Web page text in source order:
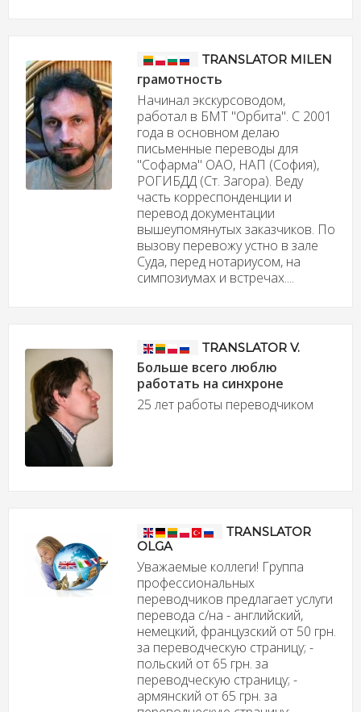
TRANSLATOR MILEN
грамотность
Начинал экскурсоводом,
работал в БМТ "Орбита". С 2001
года в основном делаю
письменные переводы для
"Софарма" ОАО, НАП (София),
РОГИБДД (Ст. Загора). Веду
часть корреспонденции и
перевод документации
вышеупомянутых заказчиков. По
вызову перевожу устно в зале
Суда, перед нотариусом, на
симпозиумах и встречах....
TRANSLATOR V.
Больше всего люблю
работать на синхроне
25 лет работы переводчиком
TRANSLATOR
OLGA
Уважаемые коллеги! Группа
профессиональных
переводчиков предлагает услуги
перевода с/на - английский,
немецкий, французский от 50 грн.
за переводческую страницу; -
польский от 65 грн. за
переводческую страницу; -
армянский от 65 грн. за